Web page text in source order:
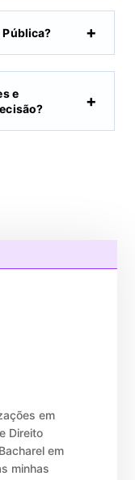
Pública?
e
em
Direito
em
minhas